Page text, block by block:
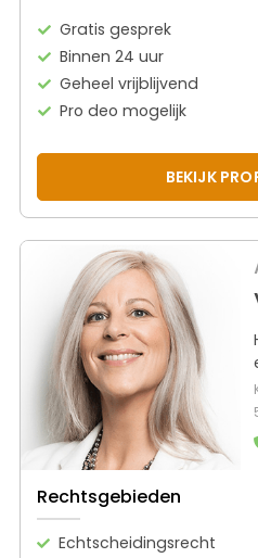
Gratis gesprek
Binnen 24 uur
Geheel vrijblijvend
Pro deo mogelijk
BEKIJK
Rechtsgebieden
Echtscheidingsrecht